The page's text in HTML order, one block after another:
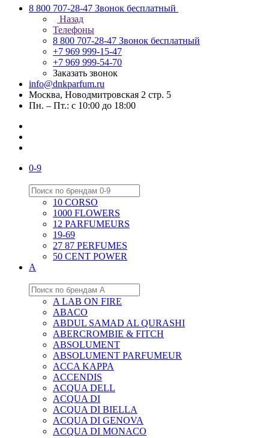
8 800 707-28-47 Звонок бесплатный
Назад
Телефоны
8 800 707-28-47 Звонок бесплатный
+7 969 999-15-47
+7 969 999-54-70
Заказать звонок
info@dnkparfum.ru
Москва, Новодмитровская 2 стр. 5
Пн. – Пт.: с 10:00 до 18:00
0-9
10 CORSO
1000 FLOWERS
12 PARFUMEURS
19-69
27 87 PERFUMES
50 CENT POWER
A
A LAB ON FIRE
ABACO
ABDUL SAMAD AL QURASHI
ABERCROMBIE & FITCH
ABSOLUMENT
ABSOLUMENT PARFUMEUR
ACCA KAPPA
ACCENDIS
ACQUA DELL
ACQUA DI
ACQUA DI BIELLA
ACQUA DI GENOVA
ACQUA DI MONACO